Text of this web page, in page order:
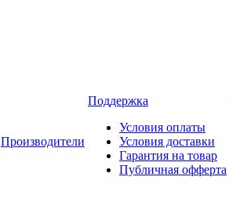
Производители
Поддержка
Условия оплаты
Условия доставки
Гарантия на товар
Публичная офферта